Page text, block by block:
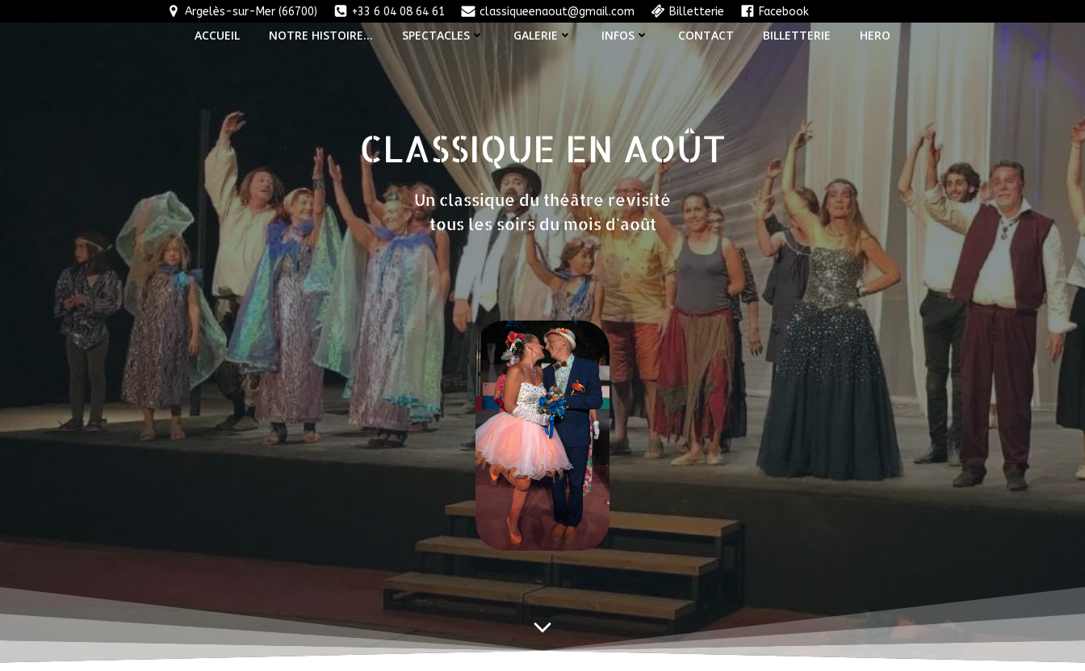
Argelès-sur-Mer (66700) +33 6 04 08 64 61 classiqueenaout@gmail.com Billetterie Facebook
ACCUEIL NOTRE HISTOIRE… SPECTACLES GALERIE INFOS CONTACT BILLETTERIE HERO
CLASSIQUE EN AOÛT
Un classique du théâtre revisité
tous les soirs du mois d'août